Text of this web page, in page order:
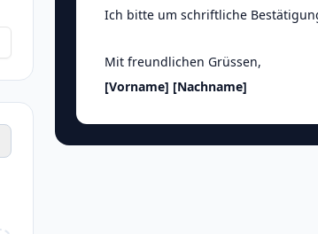
Ich bitte um schriftliche
Mit freundlichen Grüssen,
[Vorname] [Nachname]